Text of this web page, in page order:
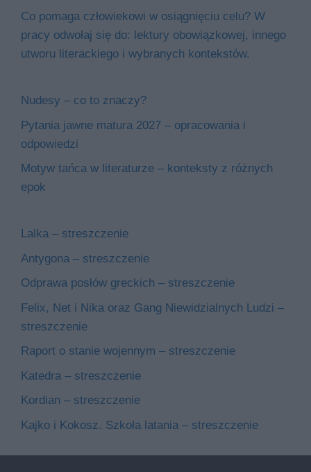
Co pomaga człowiekowi w osiągnięciu celu? W
pracy odwołaj się do: lektury obowiązkowej, innego
utworu literackiego i wybranych kontekstów.
Nudesy – co to znaczy?
Pytania jawne matura 2027 – opracowania i
odpowiedzi
Motyw tańca w literaturze – konteksty z różnych
epok
Lalka – streszczenie
Antygona – streszczenie
Odprawa posłów greckich – streszczenie
Felix, Net i Nika oraz Gang Niewidzialnych Ludzi –
streszczenie
Raport o stanie wojennym – streszczenie
Katedra – streszczenie
Kordian – streszczenie
Kajko i Kokosz. Szkoła latania – streszczenie